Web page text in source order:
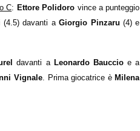
C: Ettore Polidoro vince a punteggio
(4.5) davanti aGiorgio Pinzaru (4) e
davanti a Leonardo Bauccio e a
Vignale . Prima giocatrice è Milena